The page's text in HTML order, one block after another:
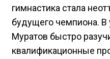
гимнастика стала
будущего чемпиона.
Муратов быстро
квалификационные